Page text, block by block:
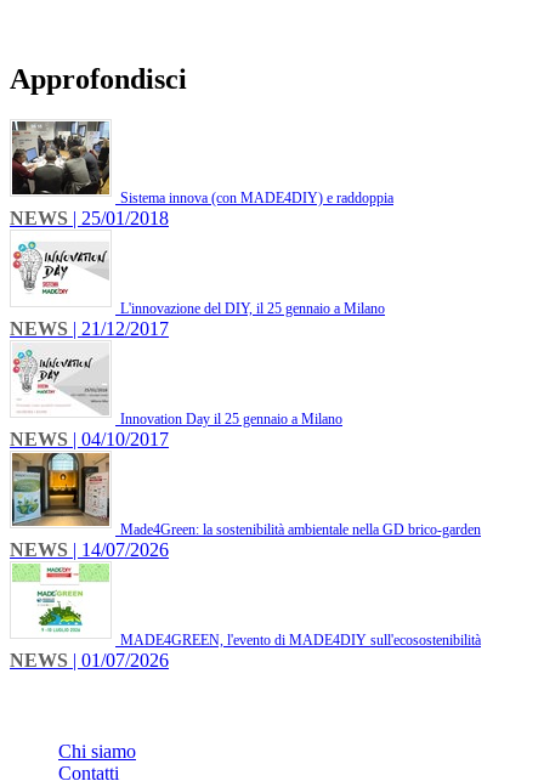
Approfondisci
Sistema innova (con MADE4DIY) e raddoppia
NEWS | 25/01/2018
L'innovazione del DIY, il 25 gennaio a Milano
NEWS | 21/12/2017
Innovation Day il 25 gennaio a Milano
NEWS | 04/10/2017
Made4Green: la sostenibilità ambientale nella GD brico-garden
NEWS | 14/07/2026
MADE4GREEN, l'evento di MADE4DIY sull'ecosostenibilità
NEWS | 01/07/2026
Chi siamo
Contatti